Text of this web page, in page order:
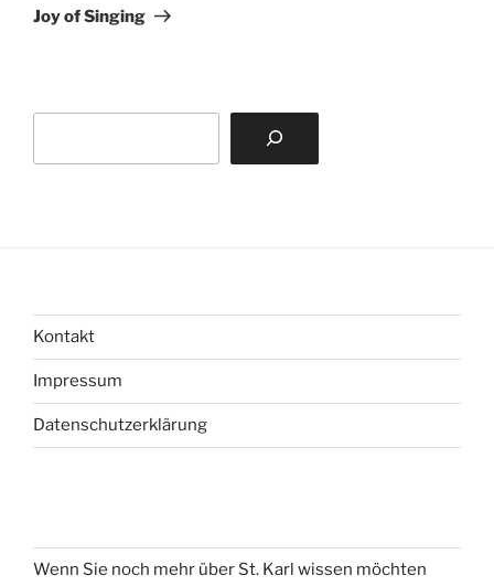
Beitrag
Joy of Singing
Kontakt
Impressum
Datenschutzerklärung
Wenn Sie noch mehr über St. Karl wissen möchten